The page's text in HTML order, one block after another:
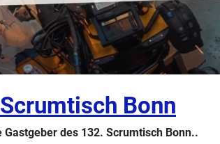
Bonn
des 132. Scrumtisch Bonn..